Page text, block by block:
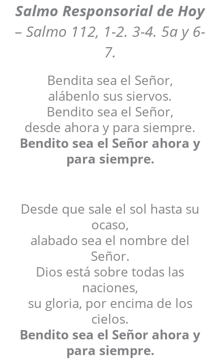
Salmo Responsorial de Hoy
– Salmo 112, 1-2. 3-4. 5a y 6-
7.
Bendita sea el Señor,
alábenlo sus siervos.
Bendito sea el Señor,
desde ahora y para siempre.
Bendito sea el Señor ahora y
para siempre.
Desde que sale el sol hasta su
ocaso,
alabado sea el nombre del
Señor.
Dios está sobre todas las
naciones,
su gloria, por encima de los
cielos.
Bendito sea el Señor ahora y
para siempre.